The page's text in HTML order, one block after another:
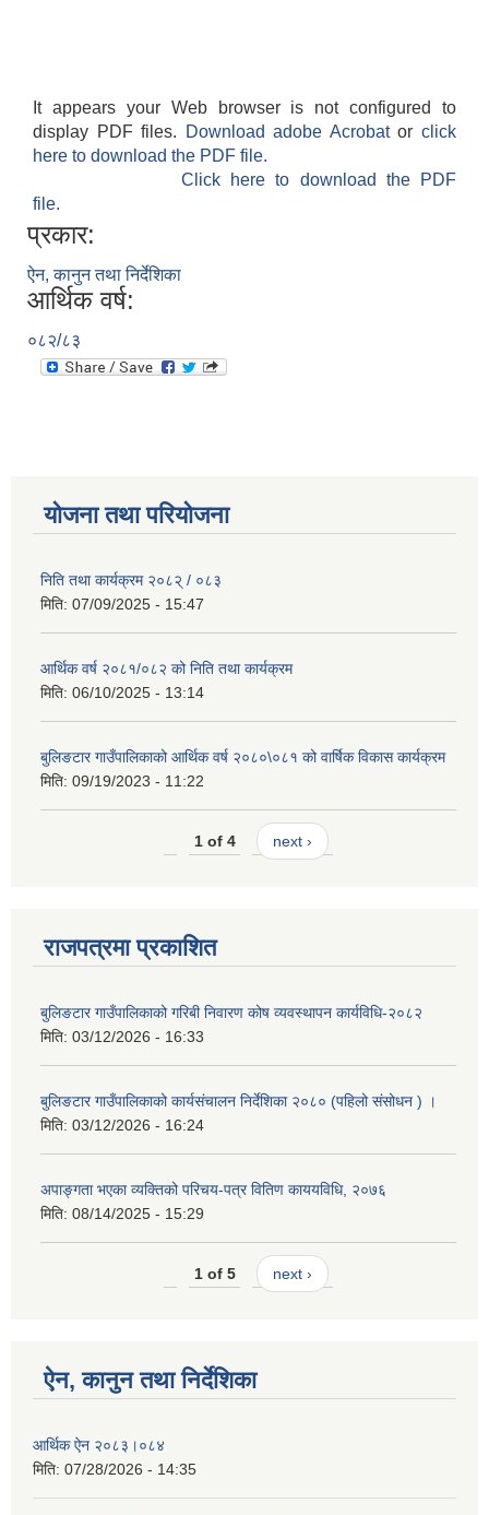
It appears your Web browser is not configured to
display PDF files.
Download adobe Acrobatorclick
here to download the PDF file.
Click here to download the PDF
file.
प्रकार:
ऐन, कानुन तथा निर्देशिका
आर्थिक वर्ष:
०८२/८३
योजना तथा परियोजना
निति तथा कार्यक्रम २०८२् / ०८३
मिति: 07/09/2025 - 15:47
आर्थिक वर्ष २०८१/०८२ को निति तथा कार्यक्रम
मिति: 06/10/2025 - 13:14
बुलिङटार गाउँपालिकाको आर्थिक वर्ष २०८०\०८१ को वार्षिक विकास कार्यक्रम
मिति: 09/19/2023 - 11:22
1 of 4 next ›
राजपत्रमा प्रकाशित
बुलिङटार गाउँपालिकाको गरिबी निवारण कोष व्यवस्थापन कार्यविधि-२०८२
मिति: 03/12/2026 - 16:33
बुलिङटार गाउँपालिकाको कार्यसंचालन निर्देशिका २०८० (पहिलो संसोधन ) ।
मिति: 03/12/2026 - 16:24
अपाङ्गता भएका व्यक्तिको परिचय-पत्र वितिण काययविधि, २०७६
मिति: 08/14/2025 - 15:29
1 of 5 next ›
ऐन, कानुन तथा निर्देशिका
आर्थिक ऐन २०८३।०८४
मिति: 07/28/2026 - 14:35